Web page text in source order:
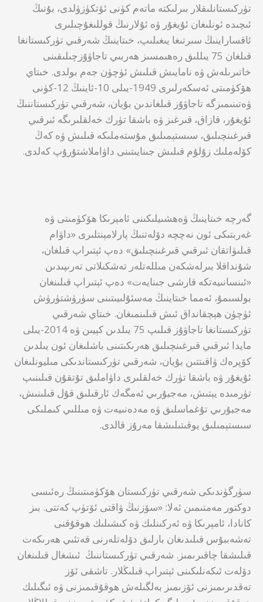
تۈركىستانلىقلار بىرلىكتە ماتەم كۈنى ئۆتكۈزۈلدى، بۇنىڭ
ئىچىدە ئونلىغان ئۇيغۇر ۋە ئۇلارنىڭ قوللىغۇچىلىرى
ئاقساراينىڭ سىرتىغا يىغىلىپ، خىتاينىڭ شەرقىي تۈركىستانغا
قىلغان 75 يىللىق رەھىمسىز ھەربىي تاجاۋۇزچىلىقىنى
خاتىرىلەش ۋە نامايىش قىلىش ئۈچۈن جەم بولدى. خىتاي
ھۆكۈمىتى ئەسكەرلىرى 1949-يىلى 10-ئاينىڭ 12-كۈنى
ۋەتىنىمىزگە تاجاۋۇز قىلغاندىن بۇيان، شەرقىي تۈركىستاننىڭ
ئۇيغۇر، قازاق، قىرغىز ۋە باشقا تۈرك خەلقلىرىگە ئىرقىي
قىرغىنچىلىق، سىستېمىلىق مۇستەملىكە قىلىش ۋە كەڭ
كۆلەملىك زۇلۇم قىلىش جىنايىتىنى داۋاملاشتۇرۇپ كەلدى.
گەرچە خىتاينىڭ ۋەھشىيلىكىنى ئامېرىكا ھۆكۈمىتى ۋە
غەربتىكى ئون نەچچە دۆلەتنىڭ پارلامېنتلىرى «داۋام
قىلىۋاتقان ئىرقىي قىرغىنچىلىق» دەپ ئېتىراپ قىلغان،
شۇنداقلا بىرلەشكەن مىللەتلەر تەشكىلاتى تەرىپىدىن
«ئىنسانىيەتكە قارشى جىنايەت» دەپ ئېتىراپ قىلىنغان
بولسىمۇ، ئەمما خىتاينىڭ مەسئۇلىيىتىنى سۈرۈشتۈرۈش
ئۈچۈن ھېچقانداق ئىش قىلىنمىغان. خىتاي شەرقىي
تۈركىستانغا تاجاۋۇز قىلىپ 75 يىلدىن كېيىن ۋە 2014-يىلى
مايدا ئىرقىي قىرغىنچىلىق ھەرىكىتىنى باشلىغان ئون يىلدىن
كۆپرەك ۋاقىتتىن بۇيان، شەرقىي تۈركىستاندىكى مىليونلىغان
ئۇيغۇر ۋە باشقا تۈرك خەلقلىرى داۋاملىق تۇتقۇن قىلىنىپ
تۈرمىدە يېتىش، مەجبۇرىي ئەمگەك ئارقىلىق قۇل قىلىنىش،
مەجبۇرىي تۇغماسلىق ۋە مەدەنىيەت ۋە مىللىي كىملىكى
سىستېمىلىق يوقىتىلىشقا مەرۇز قالدى.
سۈرگۈندىكى شەرقىي تۈركىستان ھۆكۈمىتىنىڭ رەئىسى
دوكتور مەمتىمىن ئەلا: «سۆزنىڭ ۋاقتى ئۆتۈپ كەتتى. بىز
كانادا، ئامېرىكا ۋە ئەركىنلىك ۋە كىشىلىك ھوقۇقنى
تەشەببۇس قىلىدىغان بارلىق دۆلەتلەرنى قەتئىي ھەرىكەت
قىلىشقا چاقىرىمىز. شەرقىي تۈركىستاننىڭ ئىشغال قىلىنغان
دۆلەت ئىكەنلىكىنى ئېتىراپ قىلىڭلار. تاشقى ئۆز
تەقدىرىمىزنى ئۆزىمىز بەلگىلەش ھوقۇقىمىزنى ۋە ئىگىلىك